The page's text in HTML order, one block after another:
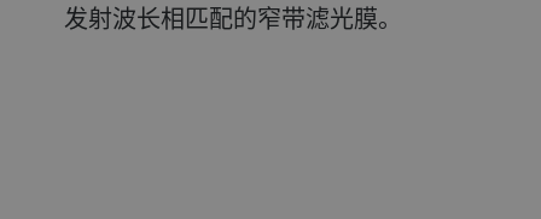
发射波长相匹配的窄带滤光膜。